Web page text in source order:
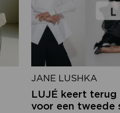
JANE LUSHKA
LUJÉ keert
voor een tweede